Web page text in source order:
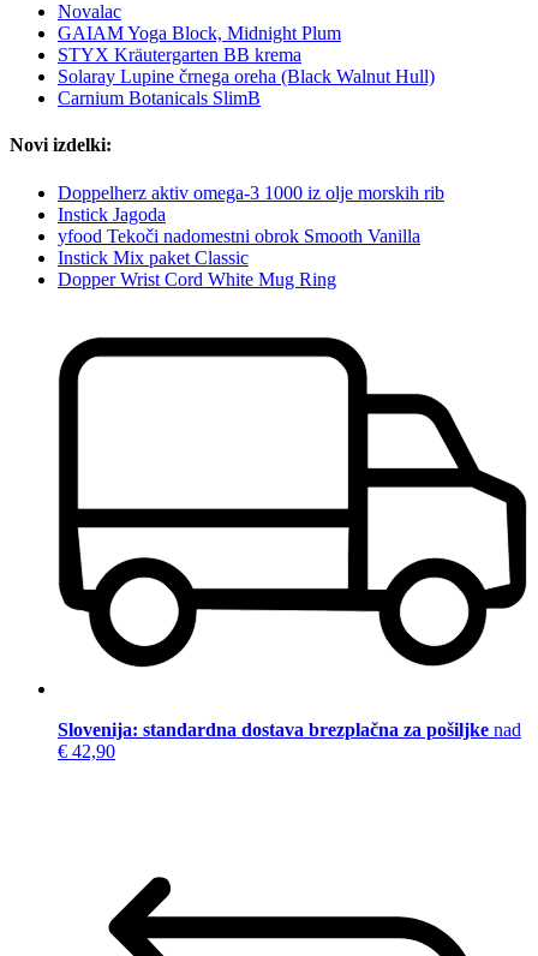
Novalac
GAIAM Yoga Block, Midnight Plum
STYX Kräutergarten BB krema
Solaray Lupine črnega oreha (Black Walnut Hull)
Carnium Botanicals SlimB
Novi izdelki:
Doppelherz aktiv omega-3 1000 iz olje morskih rib
Instick Jagoda
yfood Tekoči nadomestni obrok Smooth Vanilla
Instick Mix paket Classic
Dopper Wrist Cord White Mug Ring
Slovenija: standardna dostava brezplačna za pošiljke nad
€ 42,90